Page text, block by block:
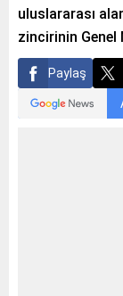
uluslararası
zincirinin Genel
Paylaş